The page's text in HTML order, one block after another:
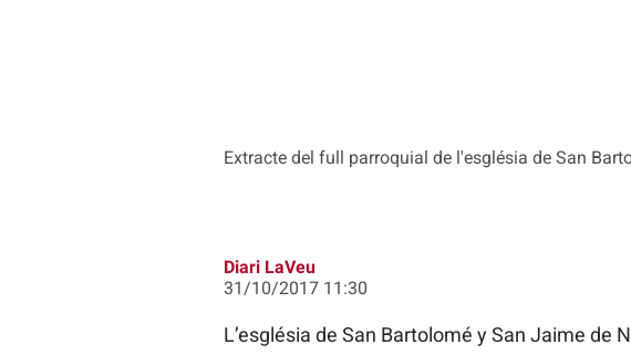
Extracte del full parroquial de l'església de San
Diari LaVeu
31/10/2017 11:30
L’església de San Bartolomé y San Jaime de